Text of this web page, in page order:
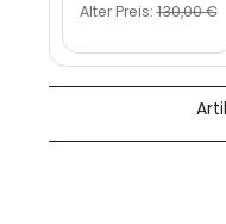
Alter Preis:130,00 €